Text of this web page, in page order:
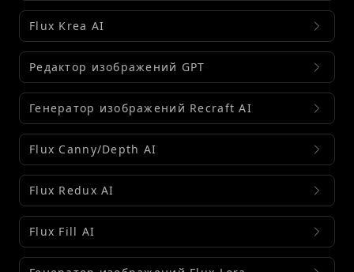
Flux Krea AI
Редактор изображений GPT
Генератор изображений Recraft AI
Flux Canny/Depth AI
Flux Redux AI
Flux Fill AI